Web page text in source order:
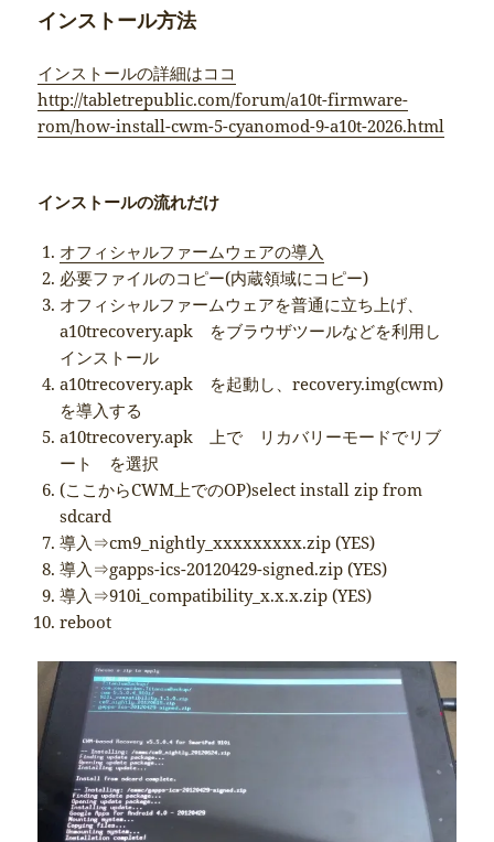
インストール方法
インストールの詳細はココ
http://tabletrepublic.com/forum/a10t-firmware-
rom/how-install-cwm-5-cyanomod-9-a10t-2026.html
インストールの流れだけ
オフィシャルファームウェアの導入
必要ファイルのコピー(内蔵領域にコピー)
オフィシャルファームウェアを普通に立ち上げ、
a10trecovery.apk をブラウザツールなどを利用し
インストール
a10trecovery.apk を起動し、recovery.img(cwm)
を導入する
a10trecovery.apk 上で リカバリーモードでリブ
ート を選択
(ここからCWM上でのOP)select install zip from
sdcard
導入⇒cm9_nightly_xxxxxxxxx.zip (YES)
導入⇒gapps-ics-20120429-signed.zip (YES)
導入⇒910i_compatibility_x.x.x.zip (YES)
reboot